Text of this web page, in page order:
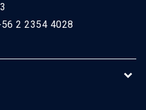
2 2354 4028